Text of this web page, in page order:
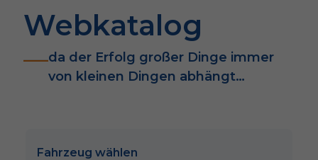
Webkatalog
da der Erfolg großer Dinge immer
von kleinen Dingen abhängt…
Fahrzeug wählen